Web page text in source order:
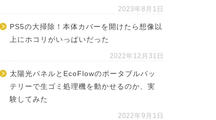
2023年8月1日
PS5の大掃除！本体カバーを開けたら想像以
上にホコリがいっぱいだった
2022年12月31日
太陽光パネルとEcoFlowのポータブルバッ
テリーで生ゴミ処理機を動かせるのか、実
験してみた
2022年9月1日